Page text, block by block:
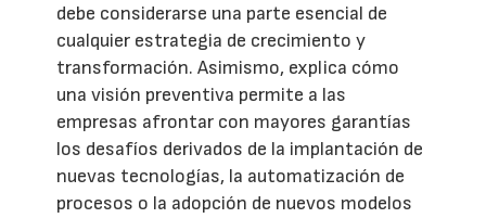
debe considerarse una parte esencial de
cualquier estrategia de crecimiento y
transformación. Asimismo, explica cómo
una visión preventiva permite a las
empresas afrontar con mayores garantías
los desafíos derivados de la implantación de
nuevas tecnologías, la automatización de
procesos o la adopción de nuevos modelos